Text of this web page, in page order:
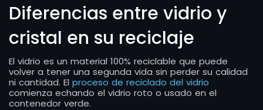
Diferencias entre vidrio y
cristal en su reciclaje
El vidrio es un material 100% reciclable que puede
volver a tener una segunda vida sin perder su calidad
ni cantidad. El proceso de reciclado del vidrio
comienza echando el vidrio roto o usado en el
contenedor verde.